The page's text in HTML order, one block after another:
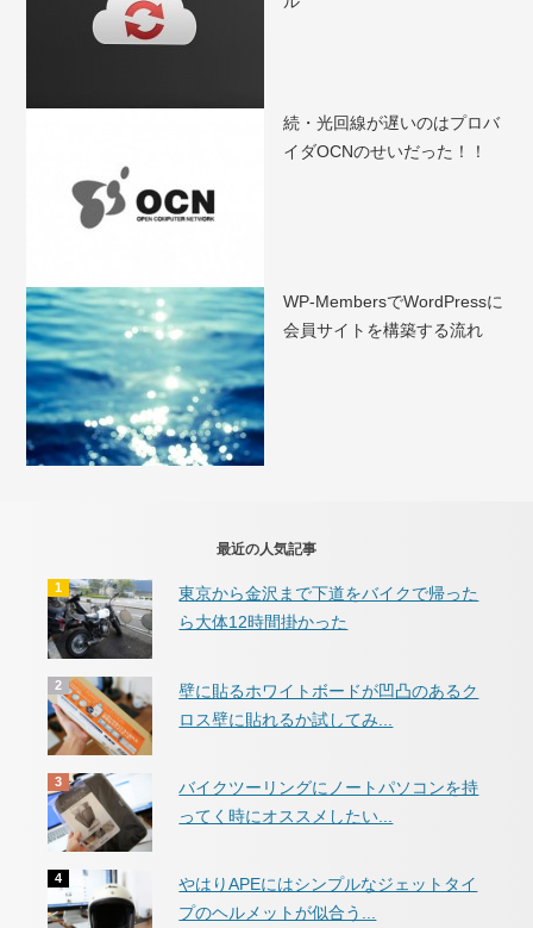
続・光回線が遅いのはプロバ
イダOCNのせいだった！！
WP-MembersでWordPressに
会員サイトを構築する流れ
最近の人気記事
東京から金沢まで下道をバイクで帰った
ら大体12時間掛かった
壁に貼るホワイトボードが凹凸のあるク
ロス壁に貼れるか試してみ...
バイクツーリングにノートパソコンを持
ってく時にオススメしたい...
やはりAPEにはシンプルなジェットタイ
プのヘルメットが似合う...